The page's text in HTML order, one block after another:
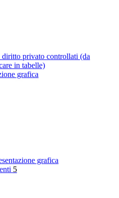
privato controllati (da
in tabelle)
grafica
grafica
5